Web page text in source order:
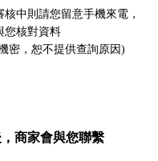
中則請您留意手機來電，
您核對資料
密，恕不提供查詢原因)
商家會與您聯繫